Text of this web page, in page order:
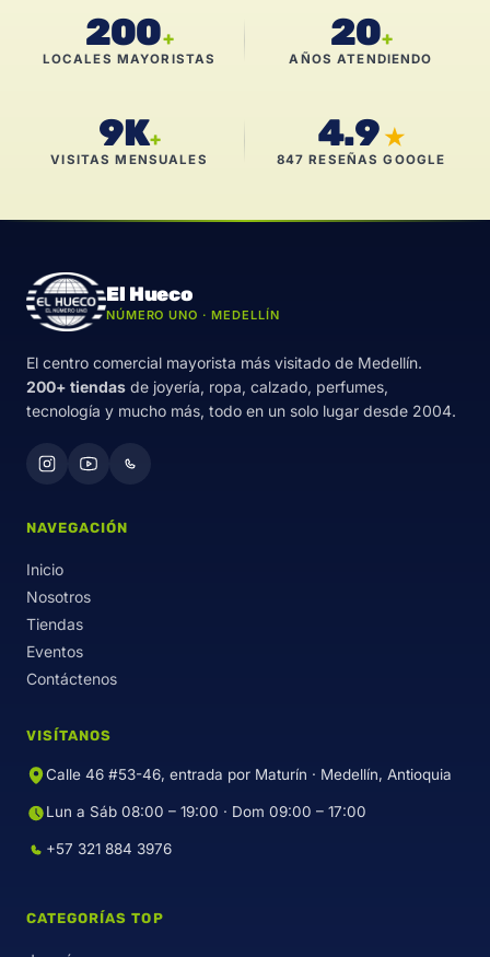
200+
LOCALES MAYORISTAS
20+
AÑOS ATENDIENDO
9K+
VISITAS MENSUALES
4.9 ★
847 RESEÑAS GOOGLE
El Hueco
NÚMERO UNO · MEDELLÍN
El centro comercial mayorista más visitado de Medellín.
200+ tiendas de joyería, ropa, calzado, perfumes,
tecnología y mucho más, todo en un solo lugar desde 2004.
NAVEGACIÓN
Inicio
Nosotros
Tiendas
Eventos
Contáctenos
VISÍTANOS
Calle 46 #53-46, entrada por Maturín · Medellín, Antioquia
Lun a Sáb 08:00 – 19:00 · Dom 09:00 – 17:00
+57 321 884 3976
CATEGORÍAS TOP